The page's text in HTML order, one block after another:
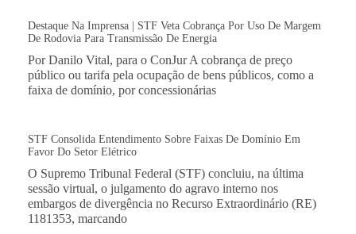
Destaque Na Imprensa | STF Veta Cobrança Por Uso De Margem
De Rodovia Para Transmissão De Energia
Por Danilo Vital, para o ConJur A cobrança de preço
público ou tarifa pela ocupação de bens públicos, como a
faixa de domínio, por concessionárias
STF Consolida Entendimento Sobre Faixas De Domínio Em
Favor Do Setor Elétrico
O Supremo Tribunal Federal (STF) concluiu, na última
sessão virtual, o julgamento do agravo interno nos
embargos de divergência no Recurso Extraordinário (RE)
1181353, marcando